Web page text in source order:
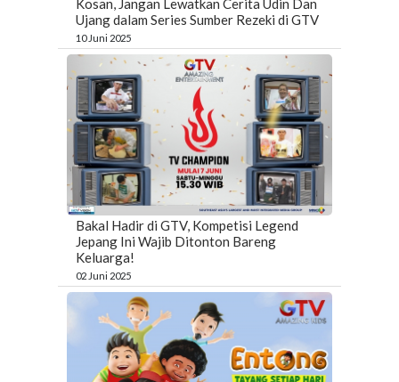
Kosan, Jangan Lewatkan Cerita Udin Dan
Ujang dalam Series Sumber Rezeki di GTV
10 Juni 2025
Bakal Hadir di GTV, Kompetisi Legend
Jepang Ini Wajib Ditonton Bareng
Keluarga!
02 Juni 2025